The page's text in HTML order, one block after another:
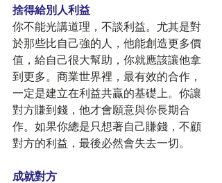
捨得給別人利益
你不能光講道理，不談利益。尤其是對
於那些比自己強的人，他能創造更多價
值，給自己很大幫助，你就應該讓他拿
到更多。商業世界裡，最有效的合作，
一定是建立在利益共贏的基礎上。你讓
對方賺到錢，他才會願意與你長期合
作。如果你總是只想著自己賺錢，不顧
對方的利益，最後必然會失去一切。
成就對方